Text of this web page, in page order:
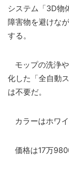
システム「3D物
障害物を避けな
する。
モップの洗浄
化した「全自動
は不要だ。
カラーはホワイ
価格は17万